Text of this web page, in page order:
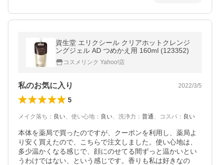
資生堂 エリクシール クリアホットクレンジ
ングジェル AD つめかえ用 160ml (123352)
コスメリンク Yahoo!店
私のお気に入り 2022/3/5
5
メイク落ち ： 良い、 使い心地 ： 良い、 洗浄力 ： 普通、 コスパ ： 良い
本体を薬局で買ったのですが、クーポンを利用し、薬局よ
り安く買えたので、こちらで注文しました。使い心地は、
多少温かくなる感じで、顔にのせてる間ずっと温かいとい
うわけではない、という感じです。香りも私は好きなの